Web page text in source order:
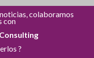
colaboramos
con
?